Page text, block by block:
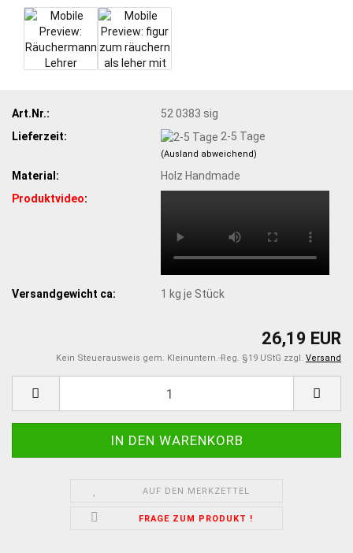
Art.Nr.:
52 0383 sig
Lieferzeit:
2-5 Tage
(Ausland abweichend)
Material:
Holz Handmade
Produktvideo:
Versandgewicht ca: 1 kg je Stück
26,19 EUR
Kein Steuerausweis gem. Kleinuntern.-Reg. §19 UStG zzgl. Versand
AUF DEN MERKZETTEL
FRAGE ZUM PRODUKT !